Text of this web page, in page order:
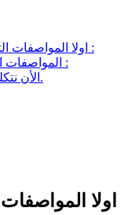
اولا المواصفات التقنية لهاتف سامسونج اس 10 بلس :
المواصفات التقنية لهاتف سامسونج اس 9 بلس :
الأن نتكلم عن الفروق بينهم ولمن الأفضليه.
اولا